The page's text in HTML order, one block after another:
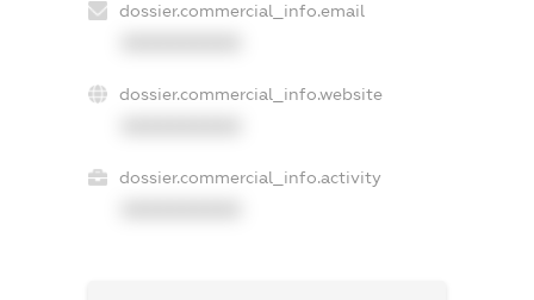
dossier.commercial_info.email
dossier.commercial_info.website
dossier.commercial_info.activity